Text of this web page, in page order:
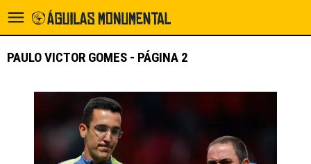
PAULO VICTOR GOMES - PÁGINA 2